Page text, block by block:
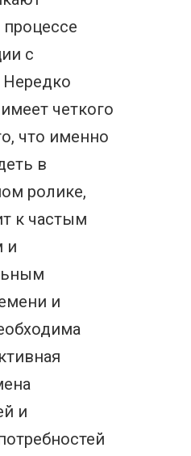
с
Нередко
четкого
что именно
в
ролике,
к частым
и
и
и